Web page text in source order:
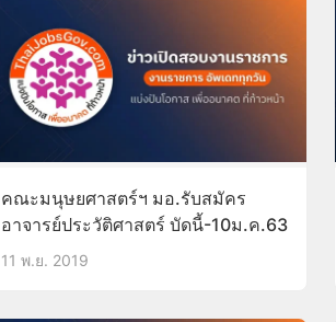
คณะมนุษยศาสตร์ฯ มอ.รับสมัคร
อาจารย์ประวัติศาสตร์ บัดนี้-10ม.ค.63
11 พ.ย. 2019